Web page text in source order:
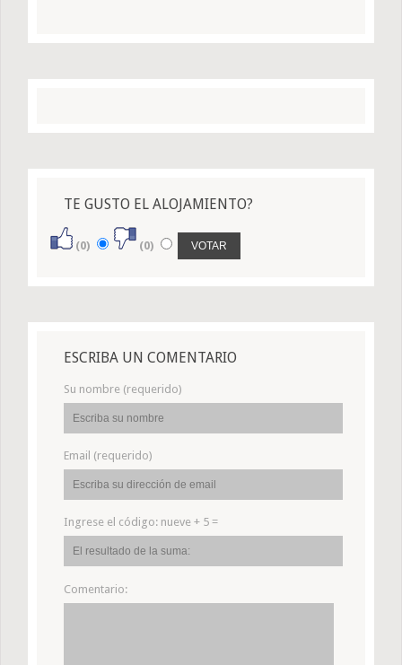
TE GUSTO EL ALOJAMIENTO?
(0) (0)
ESCRIBA UN COMENTARIO
Su nombre (requerido)
Email (requerido)
Ingrese el código: nueve + 5 =
Comentario: